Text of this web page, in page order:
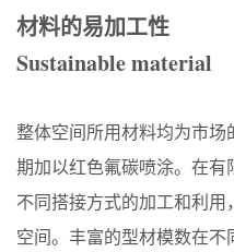
材料的易加工性
Sustainable material
整体空间所用材料均为市
期加以红色氟碳喷涂。在
不同搭接方式的加工和利
空间。丰富的型材模数在